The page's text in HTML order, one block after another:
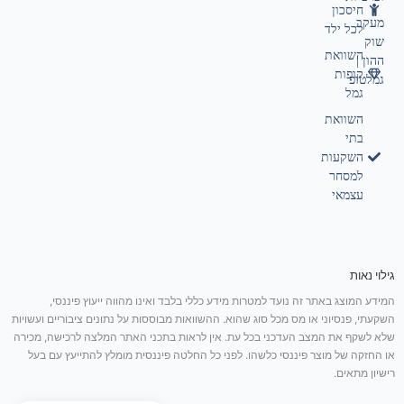
חיסכון
לכל ילד
השוואת
קופות
גמל
השוואת
בתי
השקעות
למסחר
עצמאי
מעקב
שוק
ההון |
גמלטופ
גילוי נאות
המידע המוצג באתר זה נועד למטרות מידע כללי בלבד ואינו מהווה ייעוץ פיננסי,
השקעתי, פנסיוני או מס מכל סוג שהוא. ההשוואות מבוססות על נתונים ציבוריים ועשויות
שלא לשקף את המצב העדכני בכל עת. אין לראות בתכני האתר המלצה לרכישה, מכירה
או החזקה של מוצר פיננסי כלשהו. לפני כל החלטה פיננסית מומלץ להתייעץ עם בעל
רישיון מתאים.